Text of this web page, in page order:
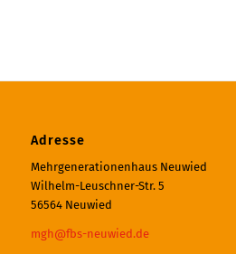
Adresse
Mehrgenerationenhaus Neuwied
Wilhelm-Leuschner-Str. 5
56564 Neuwied
mgh@fbs-neuwied.de